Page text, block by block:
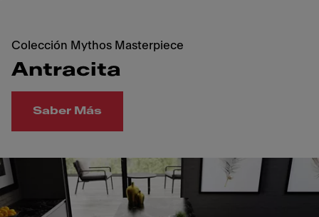
Colección Mythos Masterpiece
Antracita
Saber Más